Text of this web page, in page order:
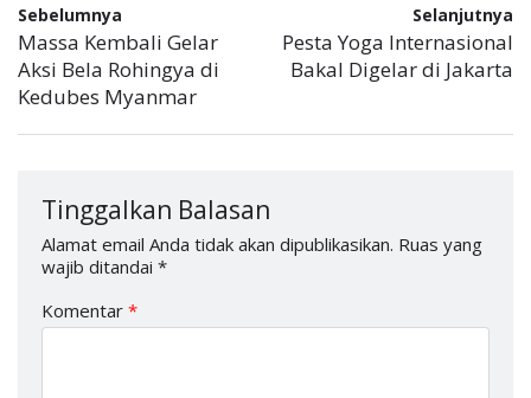
Sebelumnya
Massa Kembali Gelar
Aksi Bela Rohingya di
Kedubes Myanmar
Selanjutnya
Pesta Yoga Internasional
Bakal Digelar di Jakarta
Tinggalkan Balasan
Alamat email Anda tidak akan dipublikasikan. Ruas yang
wajib ditandai *
Komentar *